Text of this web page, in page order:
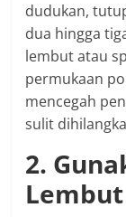
dudukan,
dua hingga
lembut atau
permukaan
mencegah
sulit
2.
Lembut